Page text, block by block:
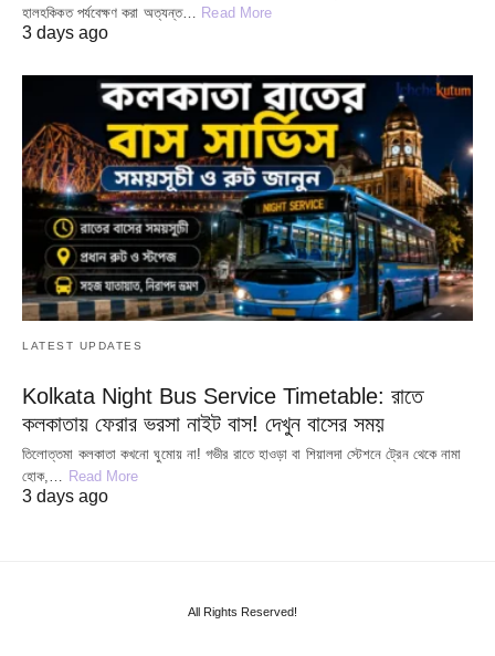
হালহকিকত পর্যবেক্ষণ করা অত্যন্ত…
Read More
3 days ago
LATEST UPDATES
Kolkata Night Bus Service Timetable: রাতে
কলকাতায় ফেরার ভরসা নাইট বাস! দেখুন বাসের সময়
তিলোত্তমা কলকাতা কখনো ঘুমোয় না! গভীর রাতে হাওড়া বা শিয়ালদা স্টেশনে ট্রেন থেকে নামা
হোক,… Read More
3 days ago
All Rights Reserved!